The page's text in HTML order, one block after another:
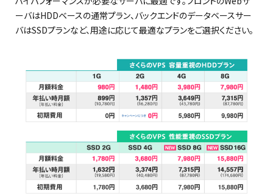
ーバはHDDベースの通常プラン、バックエンドのデータベースサー
バはSSDプランなど、用途に応じて最適なプランをご選択ください。